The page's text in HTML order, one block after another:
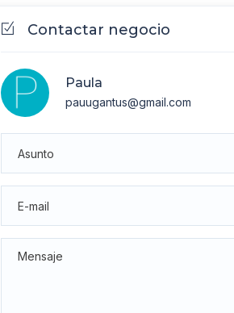
Contactar negocio
Paula
pauugantus@gmail.com